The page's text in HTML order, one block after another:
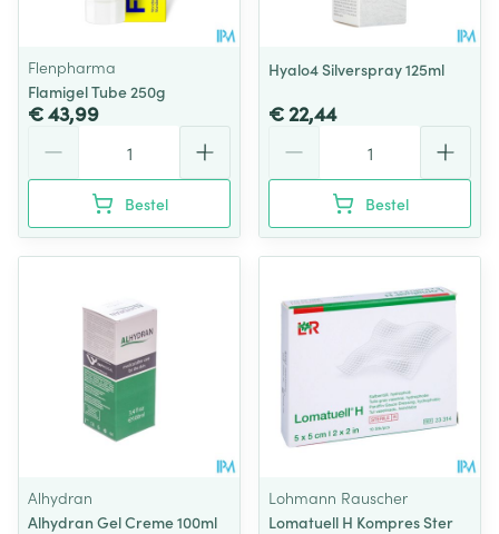
Flenpharma
Flamigel Tube 250g
€ 43,99
Bestel
Hyalo4 Silverspray 125ml
€ 22,44
Bestel
Alhydran
Alhydran Gel Creme 100ml
Lohmann Rauscher
Lomatuell H Kompres Ster